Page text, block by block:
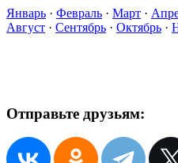
Январь · Февраль · Март ·
Август · Сентябрь · Октябрь ·
Отправьте друзьям: